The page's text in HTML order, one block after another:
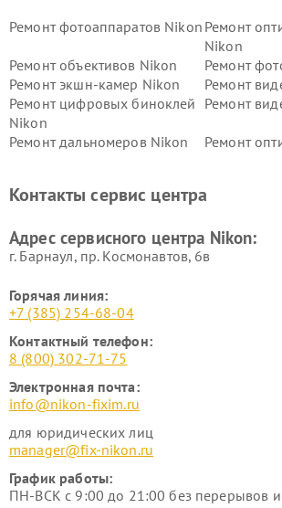
Ремонт фотоаппаратов Nikon Ремонт
Nikon
Ремонт объективов Nikon
Ремонт
Ремонт экшн-камер Nikon
Ремонт
Ремонт цифровых биноклей
Nikon
Ремонт
Ремонт дальномеров Nikon
Ремонт
Контакты сервис центра
Адрес сервисного центра Nikon:
г. Барнаул, ​пр. Космонавтов, 6в
Горячая линия:
+7 (385) 254-68-04
Контактный телефон:
8 (800) 302-71-75
Электронная почта:
info@nikon-fixim.ru
для юридических лиц
manager@fix-nikon.ru
График работы:
ПН-ВСК с 9:00 до 21:00 без перерывов